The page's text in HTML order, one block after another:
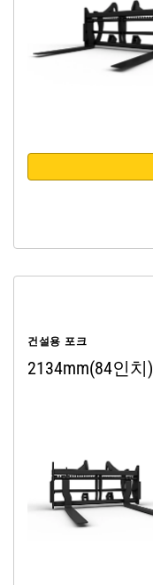
건설용 포크
2134mm(84인치)